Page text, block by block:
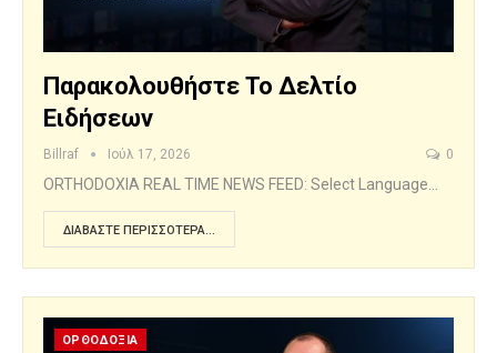
Παρακολουθήστε Το Δελτίο
Ειδήσεων
Billraf Ιούλ 17, 2026 0
ORTHODOXIA REAL TIME NEWS FEED: Select Language…
ΔΙΑΒΆΣΤΕ ΠΕΡΙΣΣΌΤΕΡΑ...
ΟΡΘΟΔΟΞΙΑ